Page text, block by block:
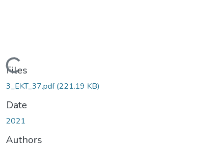
Loading...
Files
3_EKT_37.pdf(221.19 KB)
Date
2021
Authors